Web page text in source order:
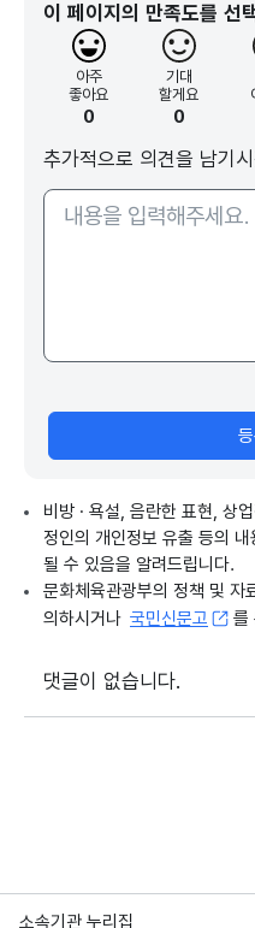
이 페이지의 만족도를 선
아주
좋아요
0
기대
할게요
0
추가적으로 의견을 남기
비방 · 욕설, 음란한 표현, 상
정인의 개인정보 유출 등의
될 수 있음을 알려드립니다.
문화체육관광부의 정책 및 자
의하시거나 국민신문고 를
댓글이 없습니다.
소속기관 누리집